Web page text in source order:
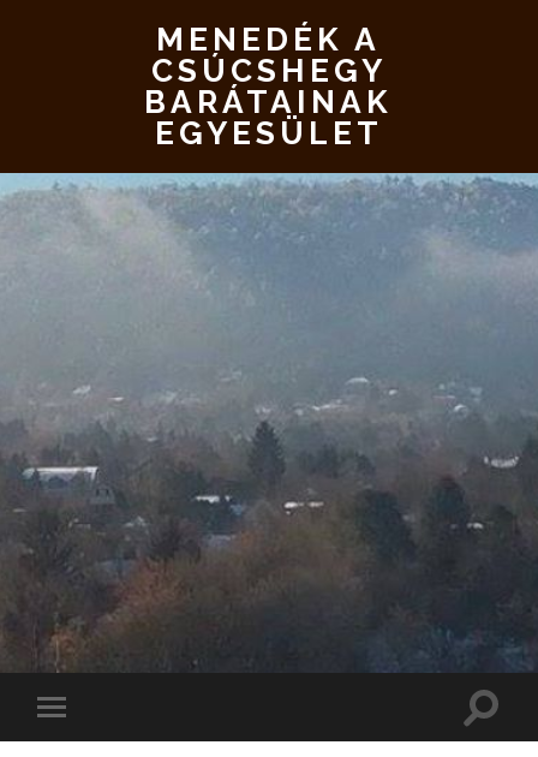
MENEDÉK A
CSÚCSHEGY
BARÁTAINAK
EGYESÜLET
Toggle
mobile
Toggle